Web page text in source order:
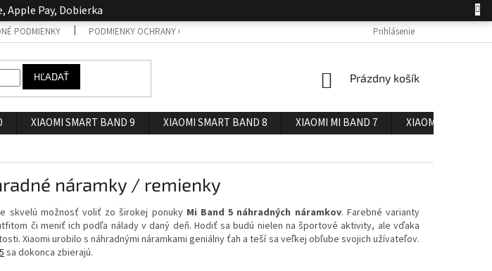
Apple Pay, Dobierka
PODMIENKY PODMIENKY OCHRANY OSOBNÝCH ÚDAJOV REKLAMÁCIA A VRÁTENIE
Prihlásenie
HĽADAŤ
NÁKUPNÝ
Prázdny košík
XIAOMI SMART BAND 9 XIAOMI SMART BAND 8 XIAOMI MI BAND 7 XIAOMI MI BAND 6
náramky / remienky
skvelú možnosť voliť zo širokej ponuky Mi Band 5 náhradných náramkov. Farebné varianty
či meniť ich podľa nálady v daný deň. Hodiť sa budú nielen na športové aktivity, ale vďaka
Xiaomi urobilo s náhradnými náramkami geniálny ťah a teší sa veľkej obľube svojich užívateľov.
sa dokonca zbierajú.